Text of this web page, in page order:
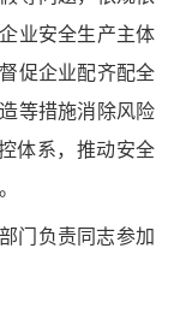
业安全生产主体
促企业配齐配全
等措施消除风险
体系，推动安全
门负责同志参加